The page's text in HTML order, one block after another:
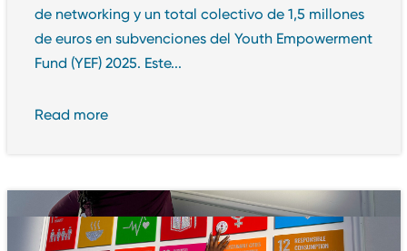
de networking y un total colectivo de 1,5 millones
de euros en subvenciones del Youth Empowerment
Fund (YEF) 2025. Este...
Read more